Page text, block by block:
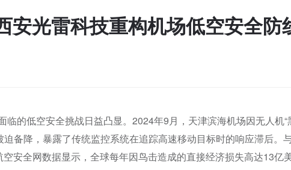
安光雷科技重构机场低空安全防
的低空安全挑战日益凸显。2024年9月，天津滨海机场因无人机“
备降，暴露了传统监控系统在追踪高速移动目标时的响应滞后。
安全网数据显示，全球每年因鸟击造成的直接经济损失高达13亿